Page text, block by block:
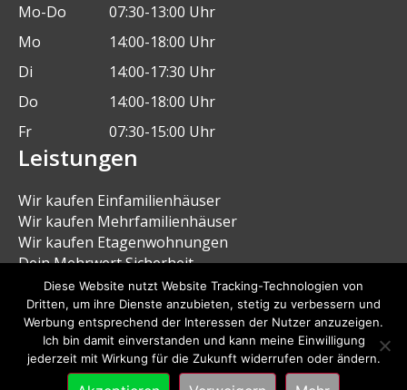
Mo-Do
07:30-13:00 Uhr
Mo
14:00-18:00 Uhr
Di
14:00-17:30 Uhr
Do
14:00-18:00 Uhr
Fr
07:30-15:00 Uhr
Leistungen
Wir kaufen Einfamilienhäuser
Wir kaufen Mehrfamilienhäuser
Wir kaufen Etagenwohnungen
Dein Mehrwert Sicherheit
Dein Mehrwert schnelle Zahlung
Dein Mehrwert diskrete Abwicklung
© 2026 Cellcube |Impressum|
Diese Website nutzt Website Tracking-Technologien von
Dritten, um ihre Dienste anzubieten, stetig zu verbessern und
Werbung entsprechend der Interessen der Nutzer anzuzeigen.
Ich bin damit einverstanden und kann meine Einwilligung
jederzeit mit Wirkung für die Zukunft widerrufen oder ändern.